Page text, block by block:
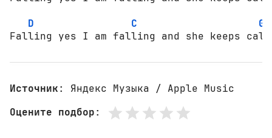
D
C
G
Falling yes I am falling and she keeps
Источник: Яндекс Музыка / Apple Music
Оцените подбор: